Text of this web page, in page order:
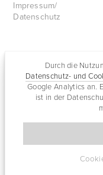
Durch die
Datenschutz- und
Google Analytics an.
ist in der
Impressum/
Datenschutz
Rullkötter AGD
Jazz for me